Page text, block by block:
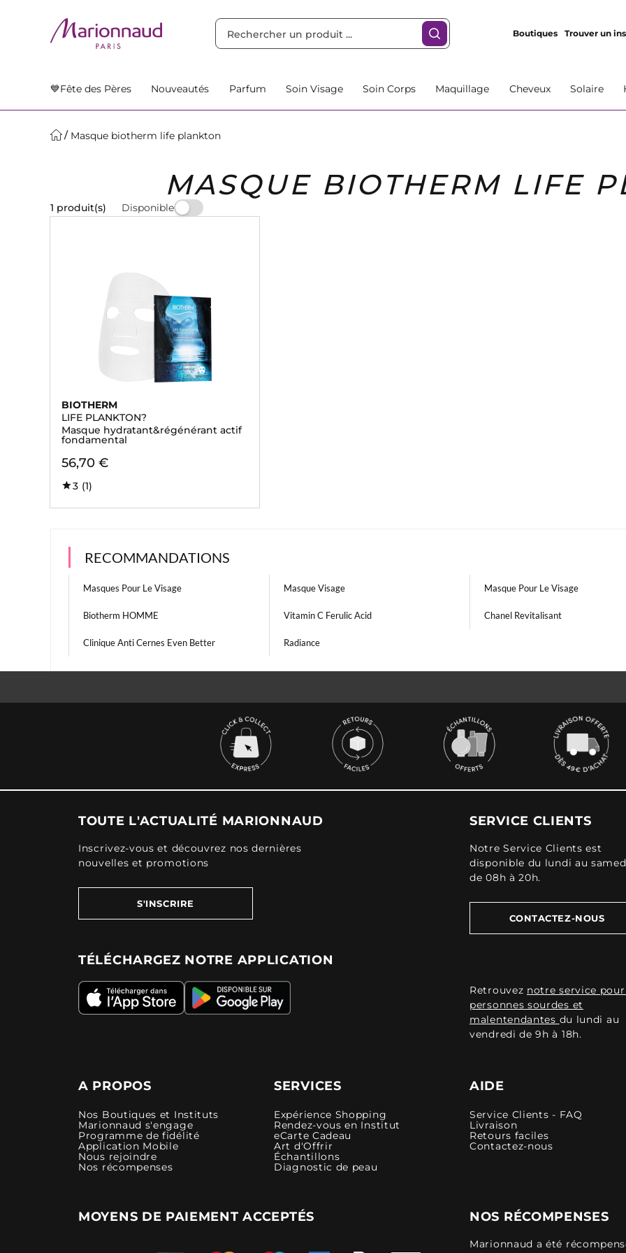
Boutiques Trouver un
💙Fête des Pères Nouveautés Parfum Soin Visage Soin Corps Maquillage Cheveux Solaire
Masque biotherm life plankton
MASQUE BIOTHERM LIFE
1 produit(s) Disponible
BIOTHERM
LIFE PLANKTON?
Masque hydratant&régénérant actif
fondamental
56,70 €
3 (1)
RECOMMANDATIONS
Masques Pour Le Visage Masque Visage Masque Pour Le Visage
Biotherm HOMME Vitamin C Ferulic Acid Chanel Revitalisant
Clinique Anti Cernes Even Better Radiance
TOUTE L'ACTUALITÉ MARIONNAUD
Inscrivez-vous et découvrez nos dernières
nouvelles et promotions
S'INSCRIRE
TÉLÉCHARGEZ NOTRE APPLICATION
SERVICE CLIENTS
Notre Service Clients est
disponible du lundi au
de 08h à 20h.
CONTACTEZ-NOUS
Retrouvez notre service
personnes sourdes et
malentendantes du lundi au
vendredi de 9h à 18h.
A PROPOS
Nos Boutiques et Instituts
Marionnaud s'engage
Programme de fidélité
Application Mobile
Nous rejoindre
Nos récompenses
SERVICES
Expérience Shopping
Rendez-vous en Institut
eCarte Cadeau
Art d'Offrir
Échantillons
Diagnostic de peau
AIDE
Service Clients - FAQ
Livraison
Retours faciles
Contactez-nous
MOYENS DE PAIEMENT ACCEPTÉS NOS RÉCOMPENSES
Marionnaud a été